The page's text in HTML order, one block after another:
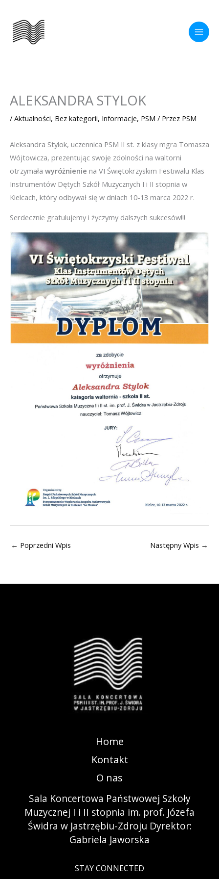
treści
ALEKSANDRA STYLOK
/ Aktualności, Bez kategorii, Informacje, PSM / Przez PSM
Aleksandra Stylok, uczennica PSM II st. z klasy mgra Tomasza
Wójtowicza, prezentując swoje zdolności na waltorni
otrzymała wyróżnienie na VI Świętokrzyskim Festiwalu Klas
Instrumentów Dętych Szkół Muzycznych I i II stopnia w
Kielcach, który odbywał się w dniach 10-13 marca 2022 r.
Serdecznie gratulujemy i życzymy dalszych sukcesów!!!
← Poprzedni Wpis Następny Wpis →
Home
Kontakt
O nas
Sala Koncertowa Państwowej Szkoły
Muzycznej I i II stopnia im. prof. Józefa
Świdra w Jastrzębiu-Zdroju Dyrektor:
Gabriela Jaworska
STAY CONNECTED